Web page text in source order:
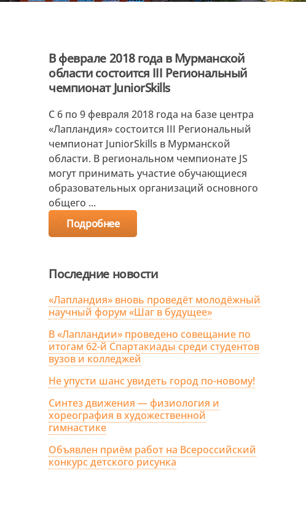
В феврале 2018 года в Мурманской
области состоится III Региональный
чемпионат JuniorSkills
С 6 по 9 февраля 2018 года на базе центра
«Лапландия» состоится III Региональный
чемпионат JuniorSkills в Мурманской
области. В региональном чемпионате JS
могут принимать участие обучающиеся
образовательных организаций основного
общего ...
Подробнее
Последние новости
«Лапландия» вновь проведёт молодёжный
научный форум «Шаг в будущее»
В «Лапландии» проведено совещание по
итогам 62-й Спартакиады среди студентов
вузов и колледжей
Не упусти шанс увидеть город по-новому!
Синтез движения — физиология и
хореография в художественной
гимнастике
Объявлен приём работ на Всероссийский
конкурс детского рисунка